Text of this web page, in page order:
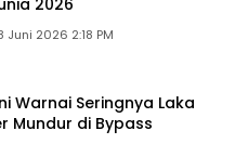
Juni 2026 2:18 PM
Warnai Seringnya Laka
Mundur di Bypass